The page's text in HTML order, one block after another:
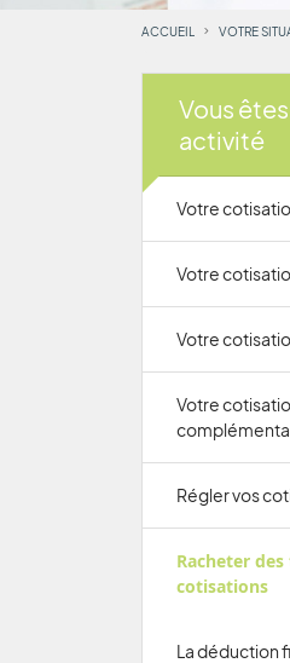
ACCUEIL VOTRE
Vous
activité
Votre
Votre
Votre
Votre
Régler vos
Racheter
cotisations
La déduction